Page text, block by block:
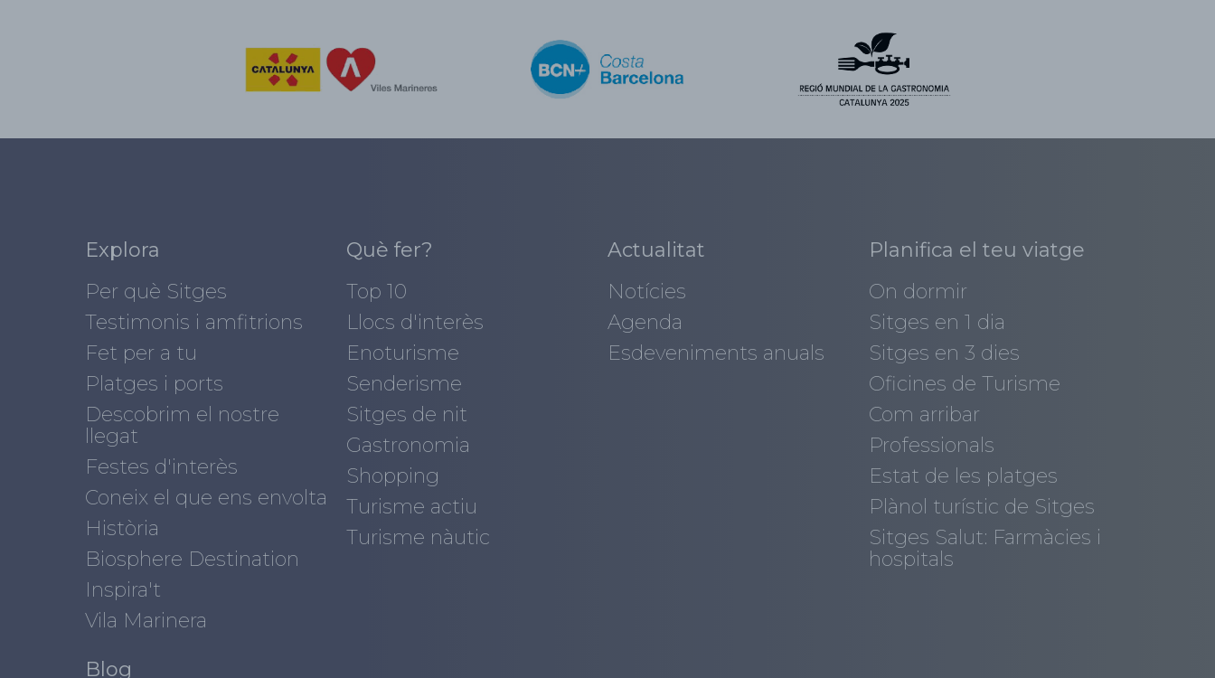
Explora
Per què Sitges
Testimonis i amfitrions
Fet per a tu
Platges i ports
Descobrim el nostre
llegat
Festes d'interès
Coneix el que ens envolta
Història
Biosphere Destination
Inspira't
Vila Marinera
Què fer?
Top 10
Llocs d'interès
Enoturisme
Senderisme
Sitges de nit
Gastronomia
Shopping
Turisme actiu
Turisme nàutic
Actualitat
Notícies
Agenda
Esdeveniments anuals
Planifica el teu viatge
On dormir
Sitges en 1 dia
Sitges en 3 dies
Oficines de Turisme
Com arribar
Professionals
Estat de les platges
Plànol turístic de Sitges
Sitges Salut: Farmàcies i
hospitals
Blog